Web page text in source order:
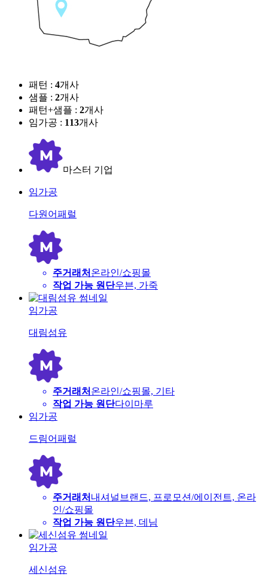
패턴 : 4개사
샘플 : 2개사
패턴+샘플 : 2개사
임가공 : 113개사
마스터 기업
임가공
다원어패럴
주거래처 온라인/쇼핑몰
작업 가능 원단우븐, 가죽
임가공
대림섬유
주거래처 온라인/쇼핑몰, 기타
작업 가능 원단다이마루
임가공
드림어패럴
주거래처 내셔널브랜드, 프로모션/에이전트, 온라
인/쇼핑몰
작업 가능 원단우븐, 데님
임가공
세신섬유